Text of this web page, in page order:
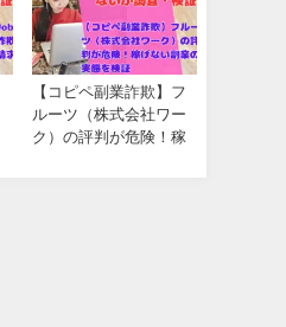
【コピペ副業詐欺】フ
ルーツ（株式会社ワー
ク）の評判が危険！稼